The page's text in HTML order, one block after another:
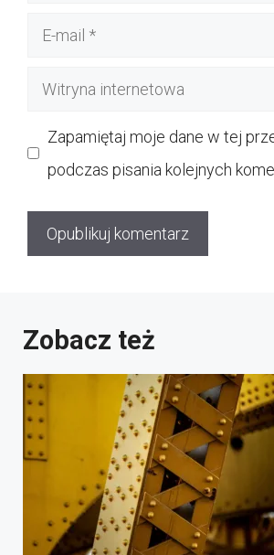
Witryna
Zapamiętaj moje dane w tej
podczas pisania kolejnych
Zobacz też